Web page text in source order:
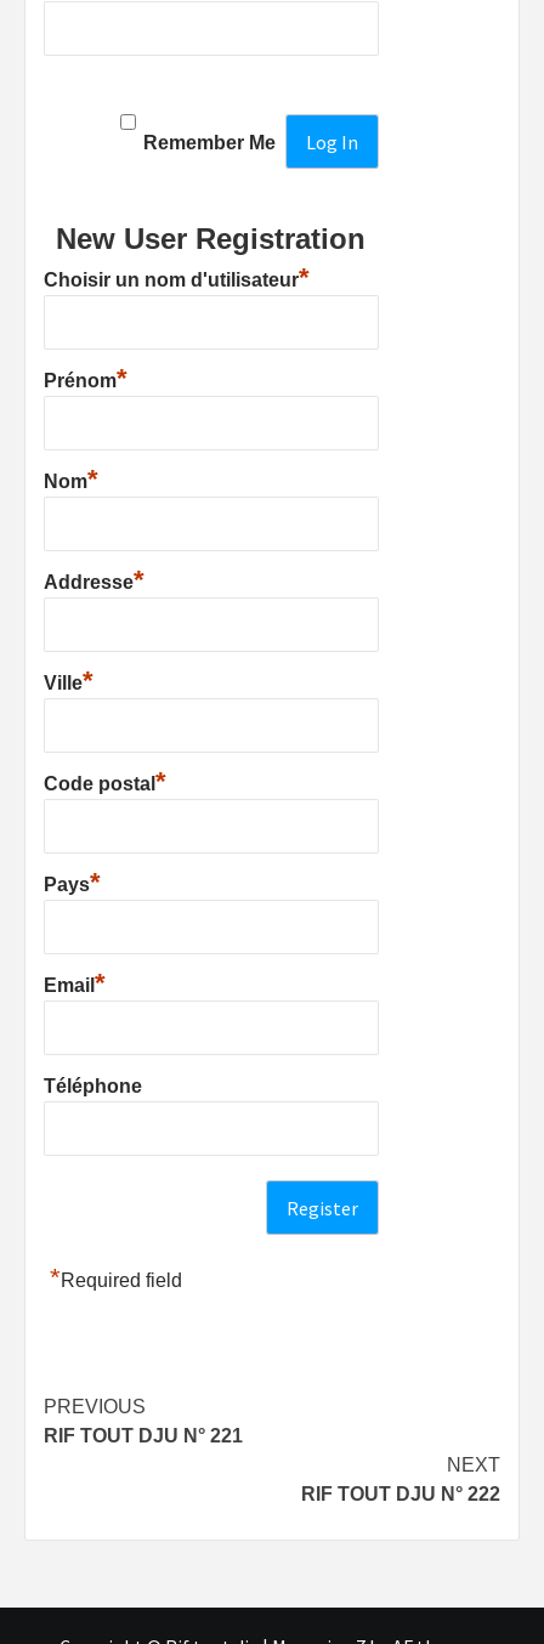
Remember Me
New User Registration
Choisir un nom d'utilisateur*
Prénom*
Nom*
Addresse*
Ville*
Code postal *
Pays*
Email *
Téléphone
*Required field
Post
navigation
PREVIOUS
RIF TOUT DJU N° 221
NEXT
RIF TOUT DJU N° 222